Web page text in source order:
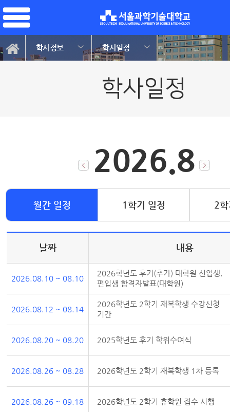
학사정보 학사일정
학사일정
2026.8
월간 일정 1학기 일정 2
날짜 내용
2026.08.10 ~ 08.10
2026학년도 후기(추가) 대학원 신입생.
편입생 합격자발표(대학원)
2026.08.12 ~ 08.14
2026학년도 2학기 재복학생 수강신청
기간
2026.08.20 ~ 08.20 2025학년도 후기 학위수여식
2026.08.26 ~ 08.28 2026학년도 2학기 재복학생 1차 등록
2026.08.26 ~ 09.18 2026학년도 2학기 휴학원 접수 시행